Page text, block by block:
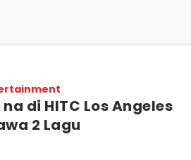
di HITC Los Angeles
2 Lagu